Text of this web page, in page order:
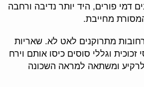
דמי פורים, היד יותר נדיבה ורחבה
מחייבת.
מתרוקנים לאט לא. שאריות
זכוכית וגללי סוסים כיסו אותם וירח
ומשתאה למראה השכונה